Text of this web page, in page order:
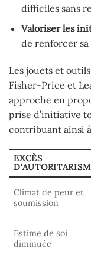
difficiles sans
Valoriser les
de renforcer
Les jouets et
Fisher-Price et
approche en
prise d’initiative
contribuant ainsi
EXCÈS
Climat de peur et
soumission
Estime de soi
diminuée